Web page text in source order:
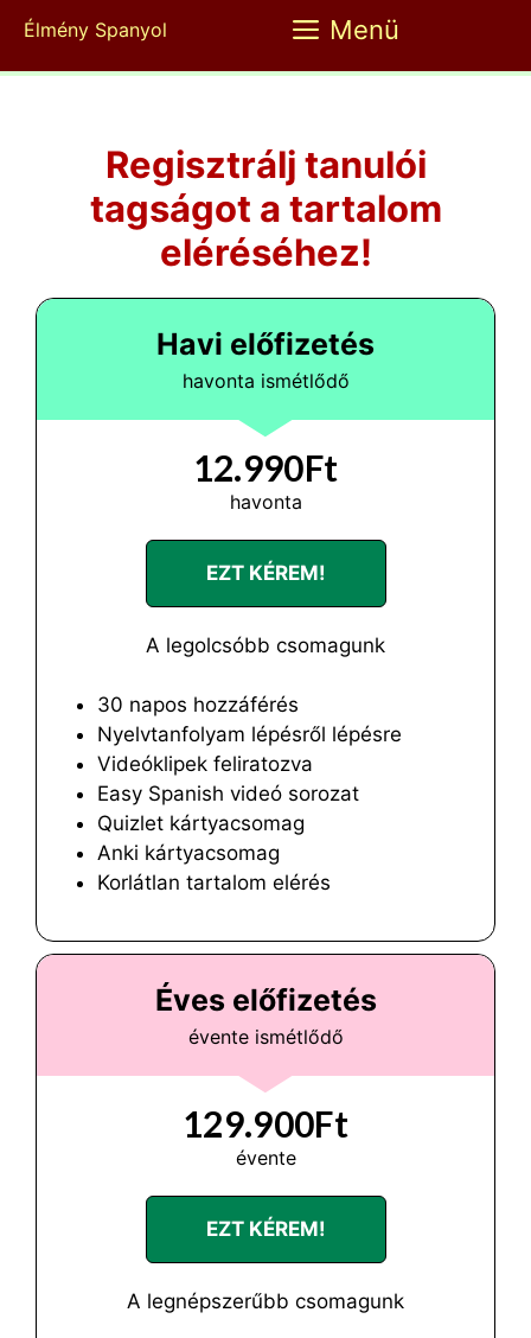
Kilépés
tartalomba
Élmény Spanyol Menü
Regisztrálj tanulói
tagságot a tartalom
eléréséhez!
Havi előfizetés
havonta ismétlődő
12.990Ft
havonta
EZT KÉREM!
A legolcsóbb csomagunk
30 napos hozzáférés
Nyelvtanfolyam lépésről lépésre
Videóklipek feliratozva
Easy Spanish videó sorozat
Quizlet kártyacsomag
Anki kártyacsomag
Korlátlan tartalom elérés
Éves előfizetés
évente ismétlődő
129.900Ft
évente
EZT KÉREM!
A legnépszerűbb csomagunk